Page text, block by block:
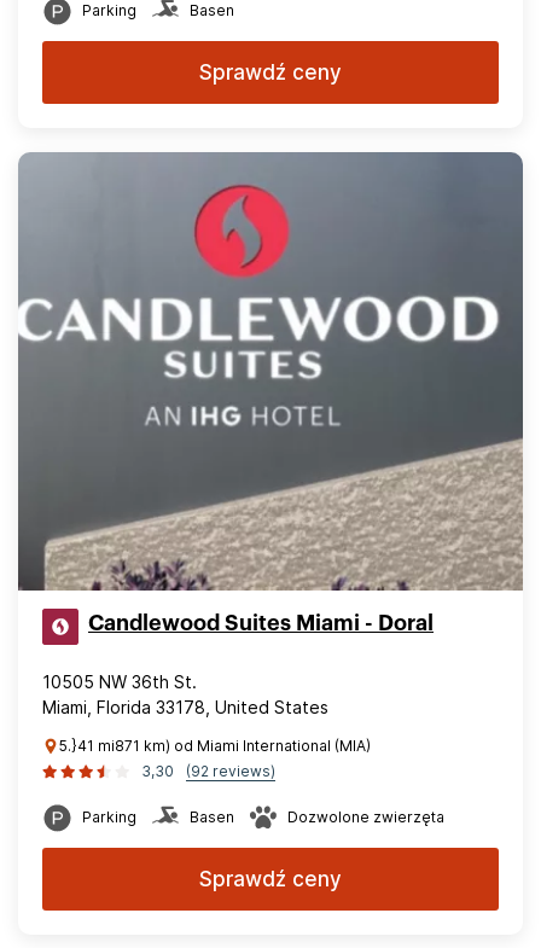
Parking Basen
Sprawdź ceny
Candlewood Suites Miami - Doral
10505 NW 36th St.
Miami, Florida 33178, United States
5.}41 mi871 km) od Miami International (MIA)
3,30
(92 reviews)
Parking Basen Dozwolone zwierzęta
Sprawdź ceny